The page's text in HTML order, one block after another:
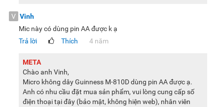
V Vinh
Mic này có dùng pin AA được k ạ
Trả lời
Thích 4 năm
META
Chào anh Vinh,
Micro không dây Guinness M-810D dùng pin AA được ạ.
Anh có nhu cầu đặt mua sản phẩm, vui lòng cung cấp số
điện thoại tại đây (bảo mật, không hiện web), nhân viên